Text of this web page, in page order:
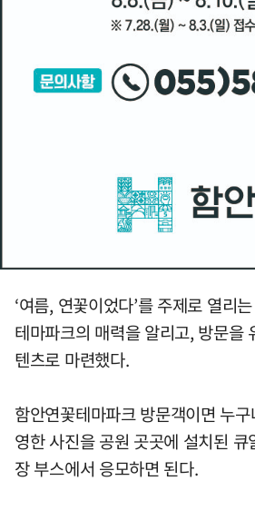
‘여름, 연꽃이었다’를 주제로 열리
테마파크의 매력을 알리고, 방문을
텐츠로 마련했다.
함안연꽃테마파크 방문객이면 누
영한 사진을 공원 곳곳에 설치된
장 부스에서 응모하면 된다.